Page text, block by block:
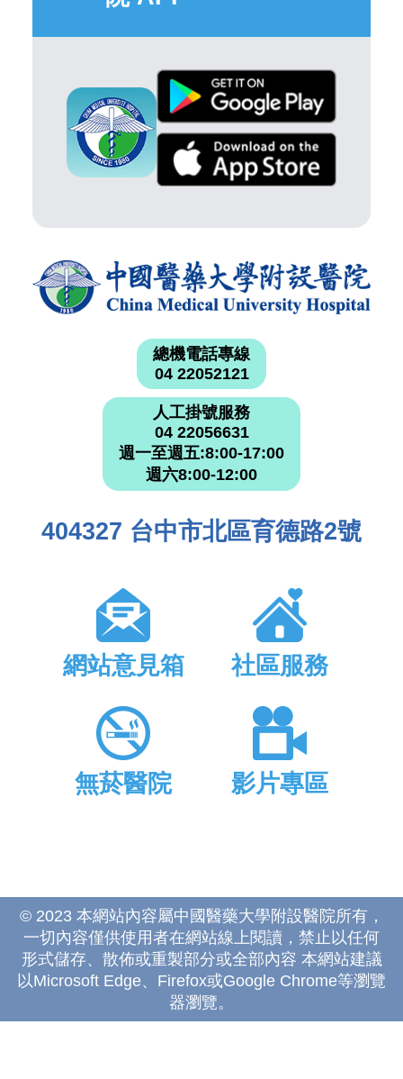
總機電話專線
04 22052121
人工掛號服務
04 22056631
週一至週五:8:00-17:00
週六8:00-12:00
404327 台中市北區育德路2號
網站意見箱 社區服務
無菸醫院 影片專區
© 2023 本網站內容屬中國醫藥大學附設醫院所有，
一切內容僅供使用者在網站線上閱讀，禁止以任何
形式儲存、散佈或重製部分或全部內容 本網站建議
以Microsoft Edge、Firefox或Google Chrome等瀏覽
器瀏覽。